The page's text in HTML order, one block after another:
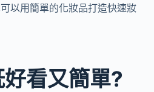
以用簡單的化妝品打造快速妝
看又簡單?